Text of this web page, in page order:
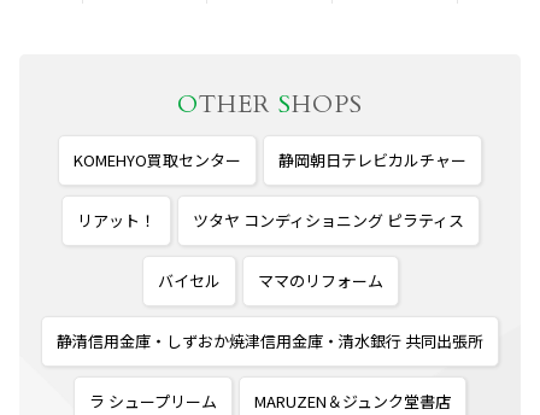
OTHER SHOPS
KOMEHYO買取センター 静岡朝日テレビカルチャー
リアット！ ツタヤ コンディショニング ピラティス
バイセル ママのリフォーム
静清信用金庫・しずおか焼津信用金庫・清水銀行 共同出張所
ラ シュープリーム MARUZEN＆ジュンク堂書店